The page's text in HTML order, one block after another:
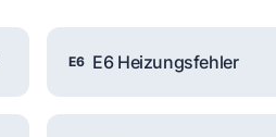
E6 E6 Heizungsfehler